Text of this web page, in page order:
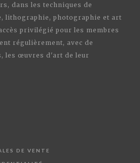
dans les techniques de
lithographie, photographie et art
privilégié pour les membres
régulièrement, avec de
les œuvres d'art de leur
DE VENTE